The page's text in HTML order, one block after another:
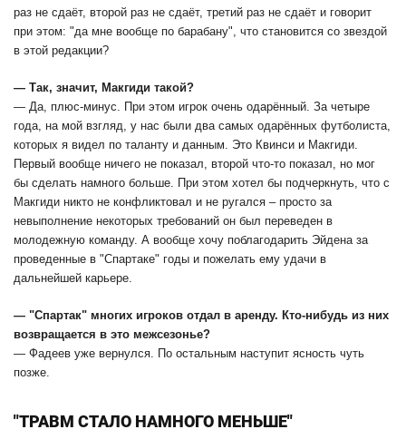
раз не сдаёт, второй раз не сдаёт, третий раз не сдаёт и говорит
при этом: "да мне вообще по барабану", что становится со звездой
в этой редакции?
— Так, значит, Макгиди такой?
— Да, плюс-минус. При этом игрок очень одарённый. За четыре
года, на мой взгляд, у нас были два самых одарённых футболиста,
которых я видел по таланту и данным. Это Квинси и Макгиди.
Первый вообще ничего не показал, второй что-то показал, но мог
бы сделать намного больше. При этом хотел бы подчеркнуть, что с
Макгиди никто не конфликтовал и не ругался – просто за
невыполнение некоторых требований он был переведен в
молодежную команду. А вообще хочу поблагодарить Эйдена за
проведенные в "Спартаке" годы и пожелать ему удачи в
дальнейшей карьере.
— "Спартак" многих игроков отдал в аренду. Кто-нибудь из них
возвращается в это межсезонье?
— Фадеев уже вернулся. По остальным наступит ясность чуть
позже.
"ТРАВМ СТАЛО НАМНОГО МЕНЬШЕ"